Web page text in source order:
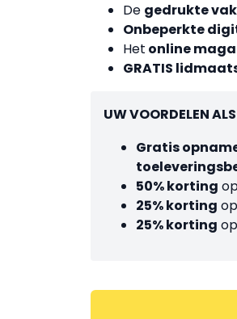
De gedrukte
Onbeperkte
Het online
GRATIS
UW VOORDELEN
Gratis
50% korting
25% korting
25% korting